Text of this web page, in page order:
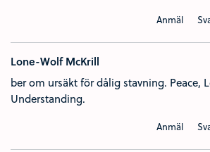
Anmäl
Lone-Wolf McKrill
ber om ursäkt för dålig stavning. Peace,
Understanding.
Anmäl